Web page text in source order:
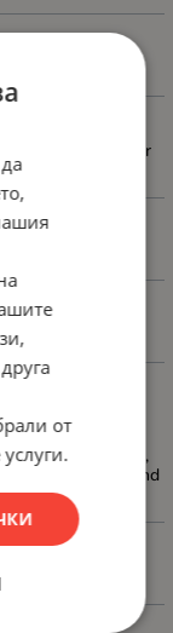
Network Adapter
HTTP,
A, JPEG, TIFF;
Page PDF/TIFF,
Scan to Folder and
от